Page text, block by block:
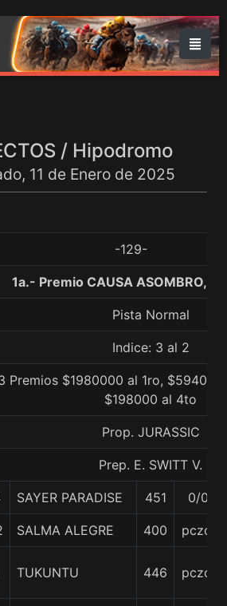
/ Hipodromo
11 de Enero de 2025
-129-
1a.- Premio CAUSA ASOMBRO,
Pista Normal
Indice: 3 al 2
Premios $1980000 al 1ro,
$198000 al 4to
Prop. JURASSIC
Prep. E. SWITT V.
SAYER PARADISE 451 0/0
SALMA ALEGRE 400 pczo.
TUKUNTU 446 pczo.